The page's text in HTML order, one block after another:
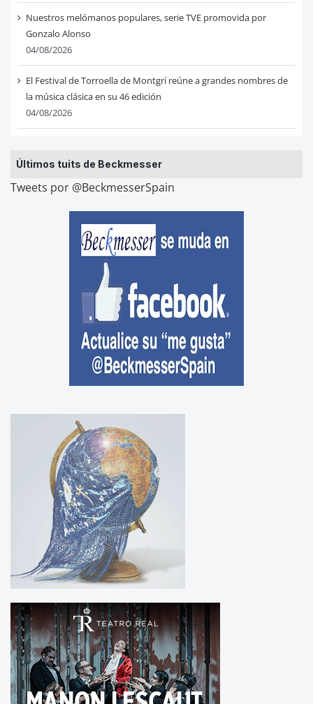
Nuestros melómanos populares, serie TVE promovida por
Gonzalo Alonso
04/08/2026
El Festival de Torroella de Montgrí reúne a grandes nombres de
la música clásica en su 46 edición
04/08/2026
Últimos tuits de Beckmesser
Tweets por @BeckmesserSpain